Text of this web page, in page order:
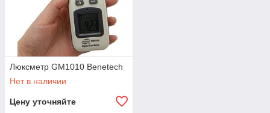
Люксметр GM1010 Benetech
Нет в наличии
Цену уточняйте